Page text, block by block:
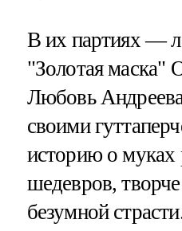
В их партиях —
"Золотая маска"
Любовь
своими
историю о муках
шедевров,
безумной